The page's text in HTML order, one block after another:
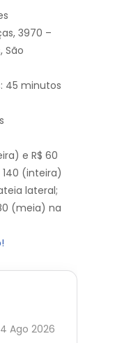
3970 –
São
45 minutos
e R$ 60
(inteira)
lateral;
(meia) na
Ago 2026